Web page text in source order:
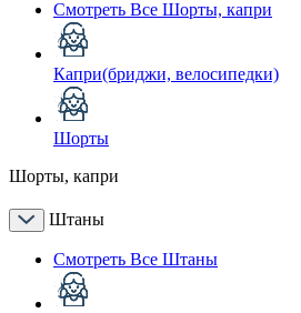
Смотреть Все Шорты, капри
Капри(бриджи, велосипедки)
Шорты
Шорты, капри
Штаны
Смотреть Все Штаны